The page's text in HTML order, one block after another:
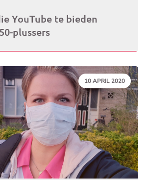
YouTube te bieden
plussers
DATUM:
10 APRIL 2020